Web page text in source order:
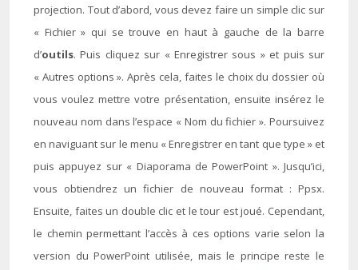
projection. Tout d’abord, vous devez faire un simple clic sur
« Fichier » qui se trouve en haut à gauche de la barre
d’outils. Puis cliquez sur « Enregistrer sous » et puis sur
« Autres options ». Après cela, faites le choix du dossier où
vous voulez mettre votre présentation, ensuite insérez le
nouveau nom dans l’espace « Nom du fichier ». Poursuivez
en naviguant sur le menu « Enregistrer en tant que type » et
puis appuyez sur « Diaporama de PowerPoint ». Jusqu’ici,
vous obtiendrez un fichier de nouveau format : Ppsx.
Ensuite, faites un double clic et le tour est joué. Cependant,
le chemin permettant l’accès à ces options varie selon la
version du PowerPoint utilisée, mais le principe reste le